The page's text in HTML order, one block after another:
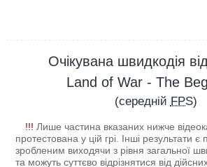
Очікувана швидкодія
Land of War - The
(середній FPS)
!!! Лише частина вказаних нижче
протестована у цій грі. Інші результати є
зробленим виходячи з рівня загальної
та можуть суттєво відрізнятися від